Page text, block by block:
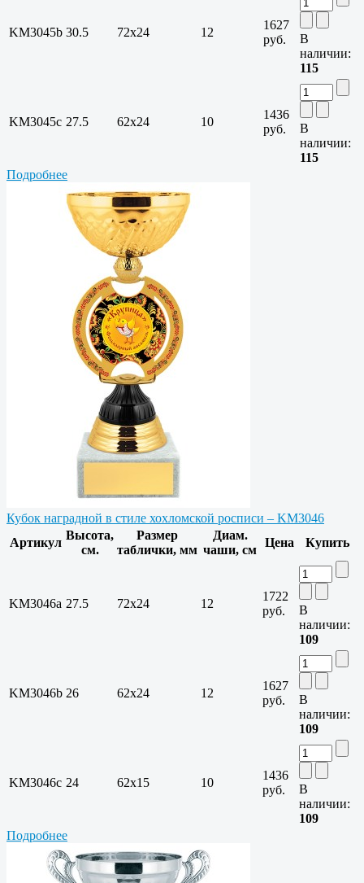
KM3045b 30.5 72х24 12
1627
руб.
В
наличии:
115
KM3045c 27.5 62х24 10
1436
руб.
В
наличии:
115
Подробнее
Кубок наградной в стиле хохломской росписи – KM3046
Артикул
Высота,
см.
Размер
таблички, мм
Диам.
чаши, см
Цена Купить
KM3046a 27.5 72х24 12
1722
руб.
В
наличии:
109
KM3046b 26 62х24 12
1627
руб.
В
наличии:
109
KM3046c 24 62х15 10
1436
руб.
В
наличии:
109
Подробнее